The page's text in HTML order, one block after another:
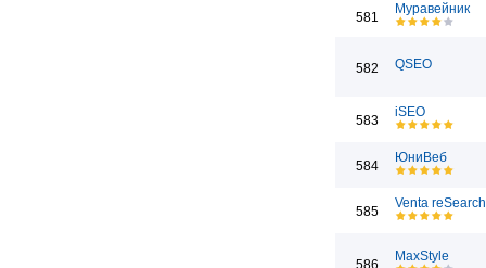
581
Муравейник
582 QSEO
583
iSEO
584
ЮниВеб
585
Venta
MaxStyle